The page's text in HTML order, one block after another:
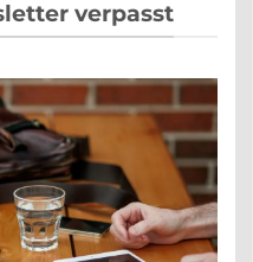
verpasst